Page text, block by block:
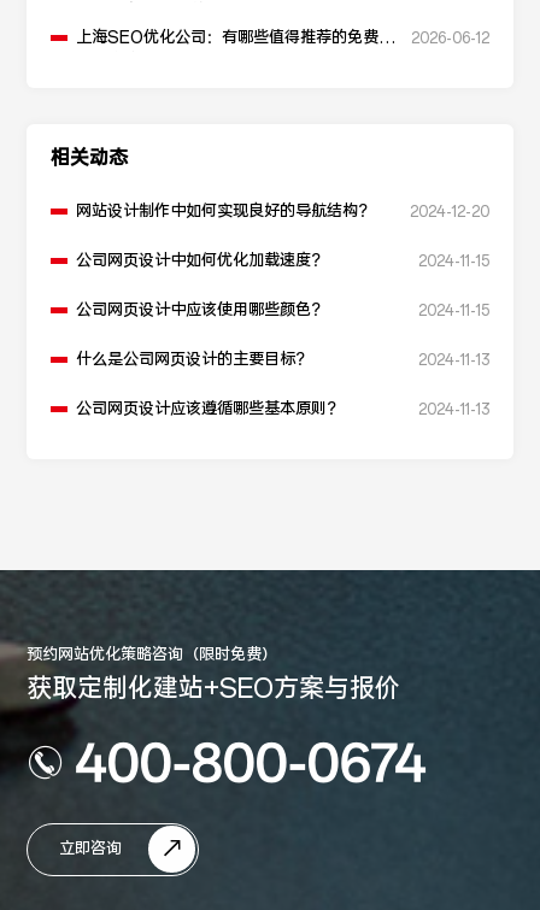
上海SEO优化公司：有哪些值得推荐的免费
2026-06-12
相关动态
网站设计制作中如何实现良好的导航结构？ 2024-12-20
公司网页设计中如何优化加载速度？ 2024-11-15
公司网页设计中应该使用哪些颜色？ 2024-11-15
什么是公司网页设计的主要目标？ 2024-11-13
公司网页设计应该遵循哪些基本原则？ 2024-11-13
预约网站优化策略咨询（限时免费）
获取定制化建站+SEO方案与报价
400-800-0674
立即咨询